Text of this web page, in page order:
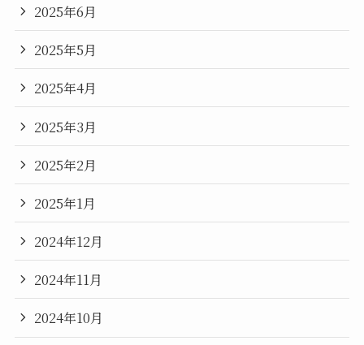
2025年6月
2025年5月
2025年4月
2025年3月
2025年2月
2025年1月
2024年12月
2024年11月
2024年10月